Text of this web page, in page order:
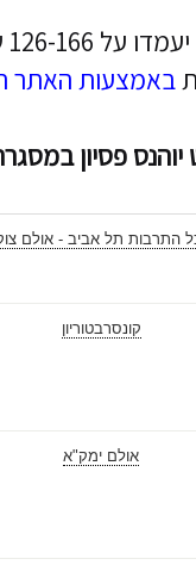
באמצעות האתר
פסיון במסגרת
התרבות תל אביב - אולם
קונסרבטוריון
אולם ימק"א